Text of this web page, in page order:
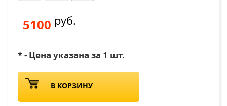
5100 руб.
* - Цена указана за 1 шт.
В КОРЗИНУ